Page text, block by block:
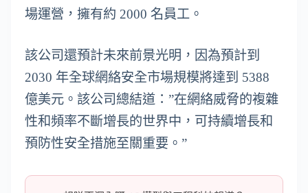
場運營，擁有約 2000 名員工。
該公司還預計未來前景光明，因為預計到
2030 年全球網絡安全市場規模將達到 5388
億美元。該公司總結道：”在網絡威脅的複雜
性和頻率不斷增長的世界中，可持續增長和
預防性安全措施至關重要。”